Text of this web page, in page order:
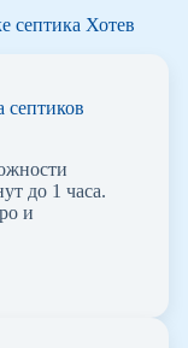
септика Хотев
септиков
до 1 часа.
и